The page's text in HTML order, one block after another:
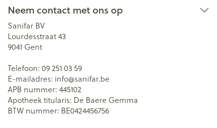
Neem contact met ons op
Sanifar BV
Lourdesstraat 43
9041 Gent
Telefoon: 09 251 03 59
E-mailadres: info@sanifar.be
APB nummer: 445102
Apotheek titularis: De Baere Gemma
BTW nummer: BE0424456756